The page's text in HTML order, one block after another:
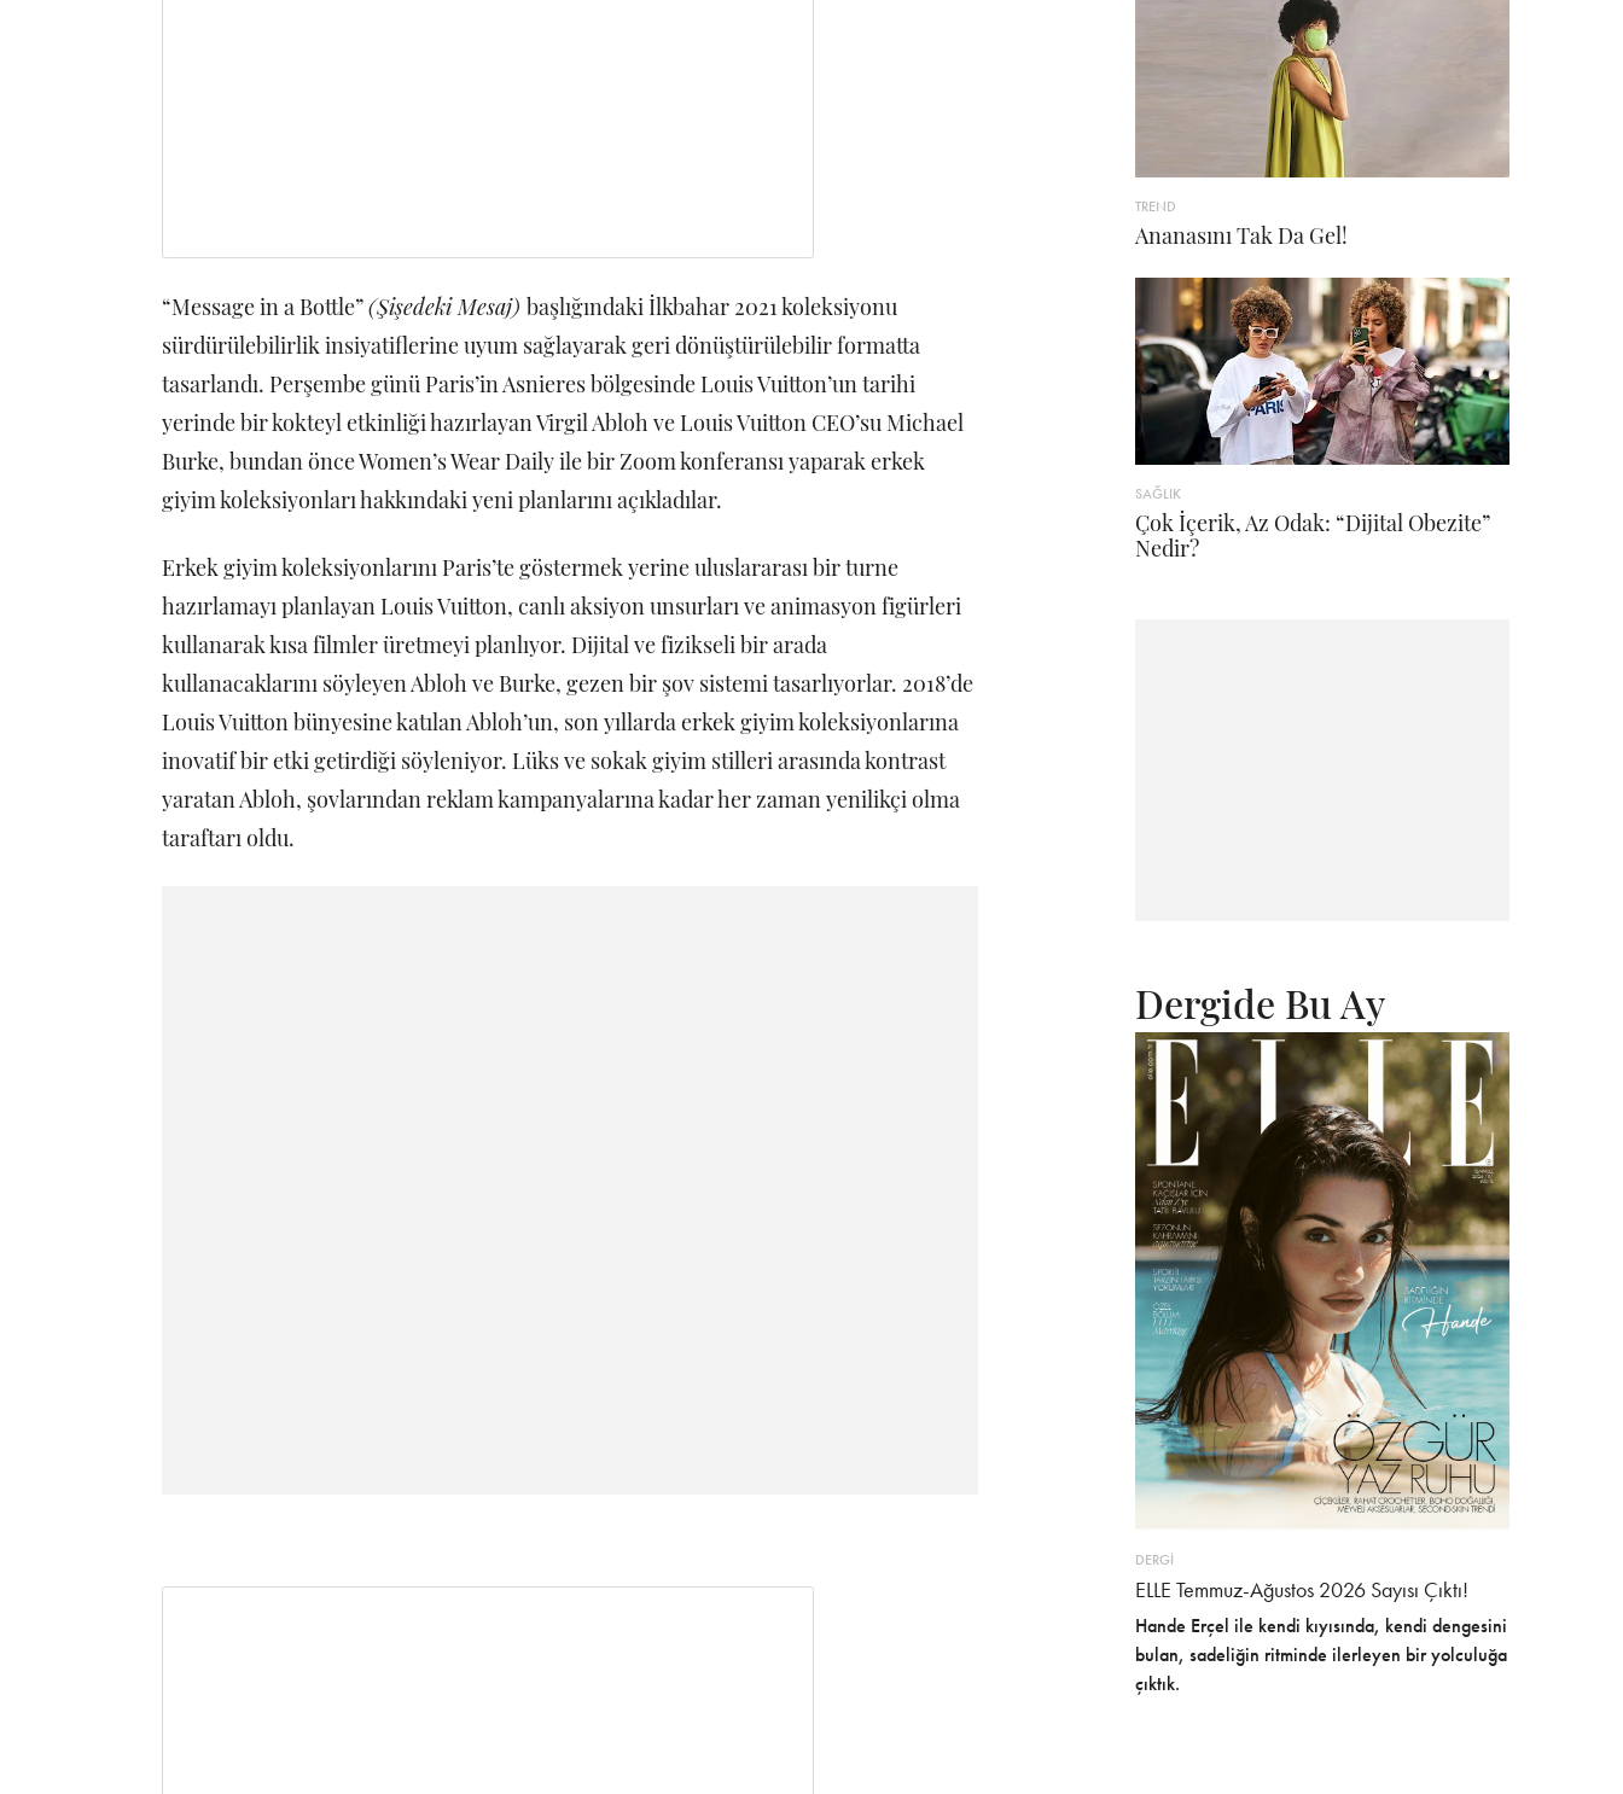
“Message in a Bottle”(Şişedeki Mesaj) başlığındaki İlkbahar 2021 koleksiyonu
sürdürülebilirlik insiyatiflerine uyum sağlayarak geri dönüştürülebilir formatta
tasarlandı. Perşembe günü Paris’in Asnieres bölgesinde Louis Vuitton’un tarihi
yerinde bir kokteyl etkinliği hazırlayan Virgil Abloh ve Louis Vuitton CEO’su Michael
Burke, bundan önce Women’s Wear Daily ile bir Zoom konferansı yaparak erkek
giyim koleksiyonları hakkındaki yeni planlarını açıkladılar.
Erkek giyim koleksiyonlarını Paris’te göstermek yerine uluslararası bir turne
hazırlamayı planlayan Louis Vuitton, canlı aksiyon unsurları ve animasyon figürleri
kullanarak kısa filmler üretmeyi planlıyor. Dijital ve fizikseli bir arada
kullanacaklarını söyleyen Abloh ve Burke, gezen bir şov sistemi tasarlıyorlar. 2018’de
Louis Vuitton bünyesine katılan Abloh’un, son yıllarda erkek giyim koleksiyonlarına
inovatif bir etki getirdiği söyleniyor. Lüks ve sokak giyim stilleri arasında kontrast
yaratan Abloh, şovlarından reklam kampanyalarına kadar her zaman yenilikçi olma
taraftarı oldu.
TREND
Ananasını Tak Da Gel!
SAĞLIK
Çok İçerik, Az Odak: “Dijital Obezite”
Nedir?
Dergide Bu Ay
DERGİ
ELLE Temmuz-Ağustos 2026 Sayısı Çıktı!
Hande Erçel ile kendi kıyısında, kendi dengesini
bulan, sadeliğin ritminde ilerleyen bir yolculuğa
çıktık.